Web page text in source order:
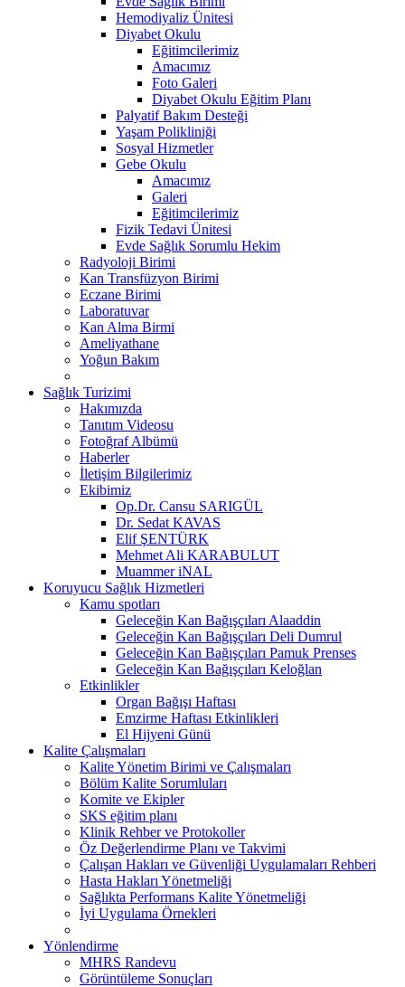
Hemodiyaliz Ünitesi
Diyabet Okulu
Eğitimcilerimiz
Amacımız
Foto Galeri
Diyabet Okulu Eğitim Planı
Palyatif Bakım Desteği
Yaşam Polikliniği
Sosyal Hizmetler
Gebe Okulu
Amacımız
Galeri
Eğitimcilerimiz
Fizik Tedavi Ünitesi
Evde Sağlık Sorumlu Hekim
Radyoloji Birimi
Kan Transfüzyon Birimi
Eczane Birimi
Laboratuvar
Kan Alma Birmi
Ameliyathane
Yoğun Bakım
Sağlık Turizimi
Hakımızda
Tanıtım Videosu
Fotoğraf Albümü
Haberler
İletişim Bilgilerimiz
Ekibimiz
Op.Dr. Cansu SARIGÜL
Dr. Sedat KAVAS
Elif ŞENTÜRK
Mehmet Ali KARABULUT
Muammer iNAL
Koruyucu Sağlık Hizmetleri
Kamu spotları
Geleceğin Kan Bağışçıları Alaaddin
Geleceğin Kan Bağışçıları Deli Dumrul
Geleceğin Kan Bağışçıları Pamuk Prenses
Geleceğin Kan Bağışçıları Keloğlan
Etkinlikler
Organ Bağışı Haftası
Emzirme Haftası Etkinlikleri
El Hijyeni Günü
Kalite Çalışmaları
Kalite Yönetim Birimi ve Çalışmaları
Bölüm Kalite Sorumluları
Komite ve Ekipler
SKS eğitim planı
Klinik Rehber ve Protokoller
Öz Değerlendirme Planı ve Takvimi
Çalışan Hakları ve Güvenliği Uygulamaları Rehberi
Hasta Hakları Yönetmeliği
Sağlıkta Performans Kalite Yönetmeliği
İyi Uygulama Örnekleri
Yönlendirme
MHRS Randevu
Görüntüleme Sonuçları